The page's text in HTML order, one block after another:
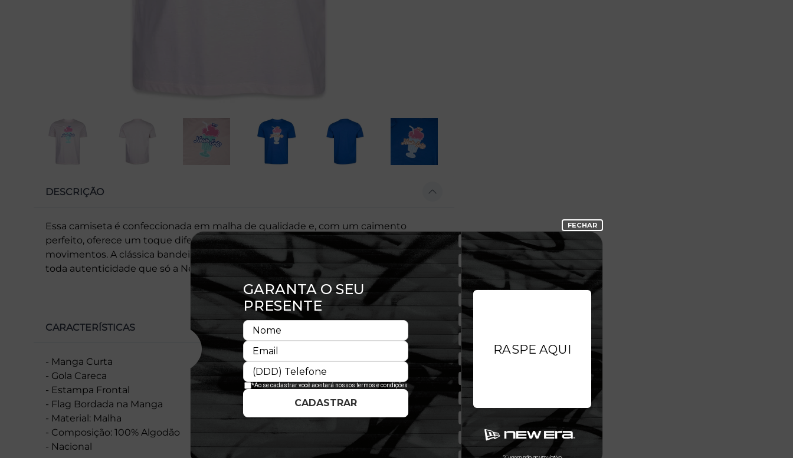
DESCRIÇÃO
Essa camiseta é confeccionada em malha de qualidade e, com um caimento
perfeito, oferece um toque diferenciado e macio à pele, além de não limitar os
movimentos. A clássica bandeira New Era® bordada na manga esquerda assegura
toda autenticidade que só a New Era® proporciona.
CARACTERÍSTICAS
- Manga Curta
- Gola Careca
- Estampa Frontal
- Flag Bordada na Manga
- Material: Malha
- Composição: 100% Algodão
- Nacional